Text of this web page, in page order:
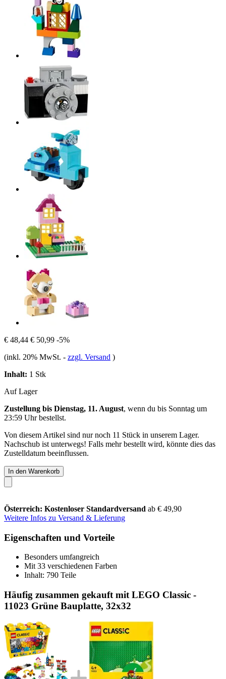
€ 48,44 € 50,99 -5%
(inkl. 20% MwSt. - zzgl. Versand )
Inhalt: 1 Stk
Auf Lager
Zustellung bis Dienstag, 11. August, wenn du bis Sonntag um
23:59 Uhrbestellst.
Von diesem Artikel sind nur noch 11 Stück in unserem Lager.
Nachschub ist unterwegs! Falls mehr bestellt wird, könnte dies das
Zustelldatum beeinflussen.
In den Warenkorb
Österreich: Kostenloser Standardversand ab € 49,90
Weitere Infos zu Versand & Lieferung
Eigenschaften und Vorteile
Besonders umfangreich
Mit 33 verschiedenen Farben
Inhalt: 790 Teile
Häufig zusammen gekauft mit LEGO Classic -
11023 Grüne Bauplatte, 32x32